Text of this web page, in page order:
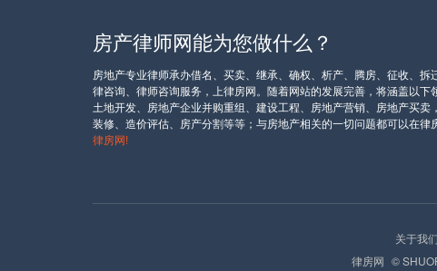
房产律师网能为您做什么？
房地产专业律师承办借名、买卖、继承、确权、析产、腾房、征收、拆
律咨询、律师咨询服务，上律房网。随着网站的发展完善，将涵盖以下
土地开发、房地产企业并购重组、建设工程、房地产营销、房地产买卖
装修、造价评估、房产分割等等；与房地产相关的一切问题都可以在律
律房网!
关于我们
律房网 ©